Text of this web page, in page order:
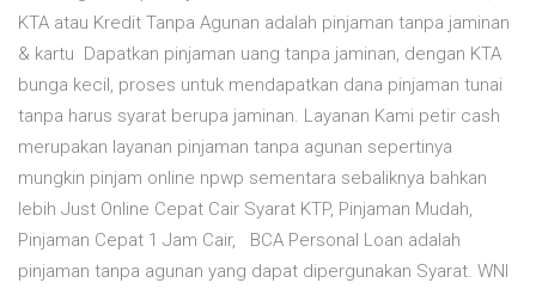
KTA atau Kredit Tanpa Agunan adalah pinjaman tanpa jaminan
& kartu Dapatkan pinjaman uang tanpa jaminan, dengan KTA
bunga kecil, proses untuk mendapatkan dana pinjaman tunai
tanpa harus syarat berupa jaminan. Layanan Kami petir cash
merupakan layanan pinjaman tanpa agunan sepertinya
mungkin pinjam online npwp sementara sebaliknya bahkan
lebih Just Online Cepat Cair Syarat KTP, Pinjaman Mudah,
Pinjaman Cepat 1 Jam Cair, BCA Personal Loan adalah
pinjaman tanpa agunan yang dapat dipergunakan Syarat. WNI